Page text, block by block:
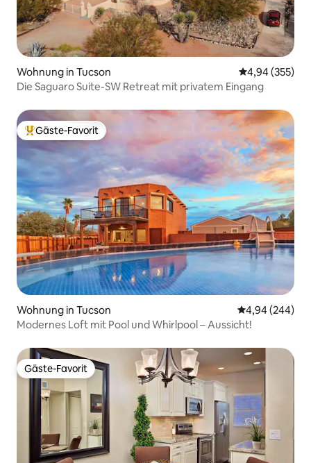
Wohnung in Tucson
4,94 (355)
Die Saguaro Suite-SW Retreat mit privatem Eingang
Beliebter Gäste-Favorit.
Gäste-Favorit
Wohnung in Tucson
4,94 (244)
Modernes Loft mit Pool und Whirlpool – Aussicht!
Gäste-Favorit
Gäste-Favorit